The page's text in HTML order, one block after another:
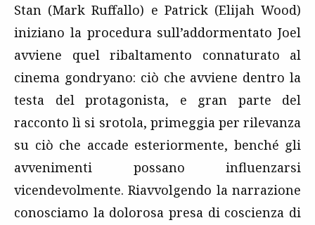
Stan (Mark Ruffallo) e Patrick (Elijah Wood)
iniziano la procedura sull’addormentato Joel
avviene quel ribaltamento connaturato al
cinema gondryano: ciò che avviene dentro la
testa del protagonista, e gran parte del
racconto lì si srotola, primeggia per rilevanza
su ciò che accade esteriormente, benché gli
avvenimenti possano influenzarsi
vicendevolmente. Riavvolgendo la narrazione
conosciamo la dolorosa presa di coscienza di